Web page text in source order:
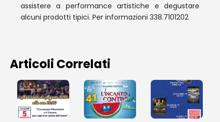
assistere a performance artistiche e degustare
alcuni prodotti tipici. Per informazioni 338.7101202
Articoli Correlati